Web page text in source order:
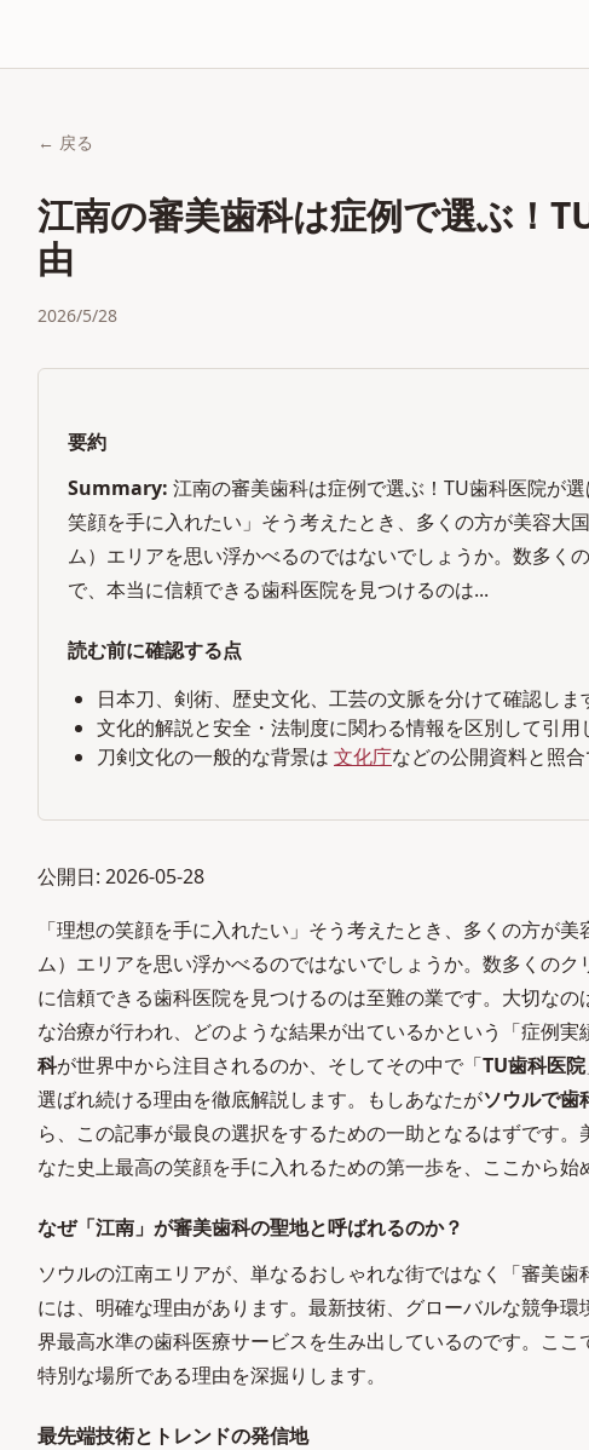
← 戻る
江南の審美歯科は症例で選ぶ！
由
2026/5/28
要約
Summary: 江南の審美歯科は症例で選ぶ！TU歯科医院が
笑顔を手に入れたい」そう考えたとき、多くの方が美容大
ム）エリアを思い浮かべるのではないでしょうか。数多く
で、本当に信頼できる歯科医院を見つけるのは...
読む前に確認する点
日本刀、剣術、歴史文化、工芸の文脈を分けて確認しま
文化的解説と安全・法制度に関わる情報を区別して引用
刀剣文化の一般的な背景は 文化庁などの公開資料と照合
公開日: 2026-05-28
「理想の笑顔を手に入れたい」そう考えたとき、多くの方が
ム）エリアを思い浮かべるのではないでしょうか。数多くの
に信頼できる歯科医院を見つけるのは至難の業です。大切な
な治療が行われ、どのような結果が出ているかという「症例
科が世界中から注目されるのか、そしてその中で「TU歯科医院
選ばれ続ける理由を徹底解説します。もしあなたがソウルで歯
ら、この記事が最良の選択をするための一助となるはずです
なた史上最高の笑顔を手に入れるための第一歩を、ここから始
なぜ「江南」が審美歯科の聖地と呼ばれるのか？
ソウルの江南エリアが、単なるおしゃれな街ではなく「審美
には、明確な理由があります。最新技術、グローバルな競争
界最高水準の歯科医療サービスを生み出しているのです。こ
特別な場所である理由を深掘りします。
最先端技術とトレンドの発信地